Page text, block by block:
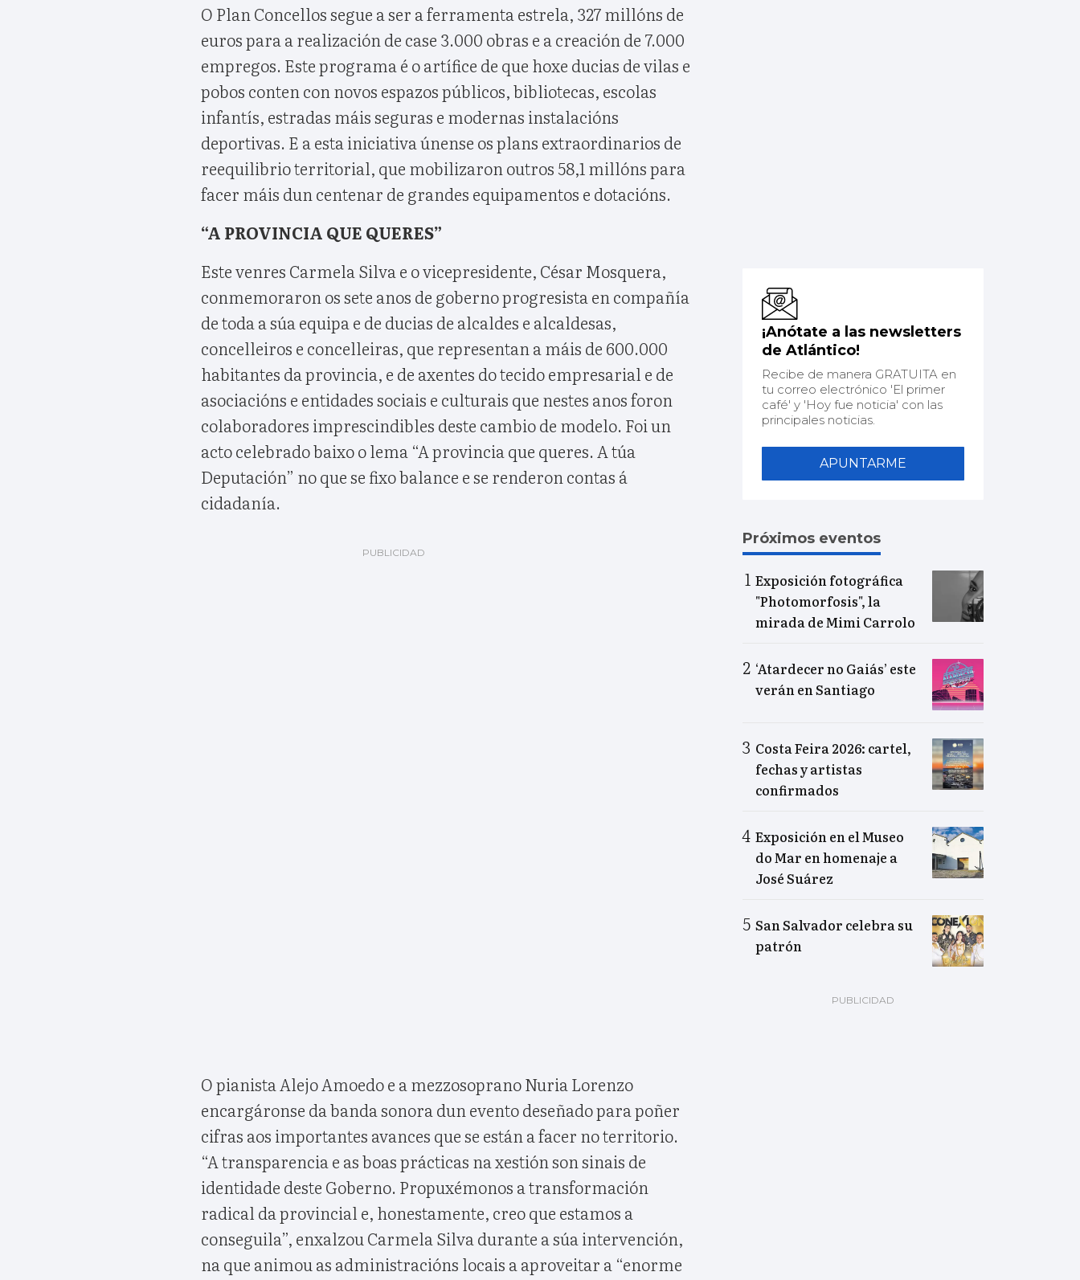
O Plan Concellos segue a ser a ferramenta estrela, 327 millóns de
euros para a realización de case 3.000 obras e a creación de 7.000
empregos. Este programa é o artífice de que hoxe ducias de vilas e
pobos conten con novos espazos públicos, bibliotecas, escolas
infantís, estradas máis seguras e modernas instalacións
deportivas. E a esta iniciativa únense os plans extraordinarios de
reequilibrio territorial, que mobilizaron outros 58,1 millóns para
facer máis dun centenar de grandes equipamentos e dotacións.
“A PROVINCIA QUE QUERES”
Este venres Carmela Silva e o vicepresidente, César Mosquera,
conmemoraron os sete anos de goberno progresista en compañía
de toda a súa equipa e de ducias de alcaldes e alcaldesas,
concelleiros e concelleiras, que representan a máis de 600.000
habitantes da provincia, e de axentes do tecido empresarial e de
asociacións e entidades sociais e culturais que nestes anos foron
colaboradores imprescindibles deste cambio de modelo. Foi un
acto celebrado baixo o lema “A provincia que queres. A túa
Deputación” no que se fixo balance e se renderon contas á
cidadanía.
O pianista Alejo Amoedo e a mezzosoprano Nuria Lorenzo
encargáronse da banda sonora dun evento deseñado para poñer
cifras aos importantes avances que se están a facer no territorio.
“A transparencia e as boas prácticas na xestión son sinais de
identidade deste Goberno. Propuxémonos a transformación
radical da provincial e, honestamente, creo que estamos a
conseguila”, enxalzou Carmela Silva durante a súa intervención,
na que animou as administracións locais a aproveitar a “enorme
¡Anótate a las newsletters
de Atlántico!
Recibe de manera GRATUITA en
tu correo electrónico 'El primer
café' y 'Hoy fue noticia' con las
principales noticias.
APUNTARME
Próximos eventos
Exposición fotográfica
"Photomorfosis", la
mirada de Mimi Carrolo
‘Atardecer no Gaiás’ este
verán en Santiago
Costa Feira 2026: cartel,
fechas y artistas
confirmados
Exposición en el Museo
do Mar en homenaje a
José Suárez
San Salvador celebra su
patrón